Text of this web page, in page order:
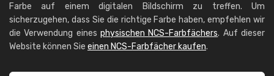
Farbe auf einem digitalen Bildschirm zu treffen. Um
sicherzugehen, dass Sie die richtige Farbe haben, empfehlen wir
die Verwendung eines physischen NCS-Farbfächers. Auf dieser
Website können Sie einen NCS-Farbfächer kaufen.